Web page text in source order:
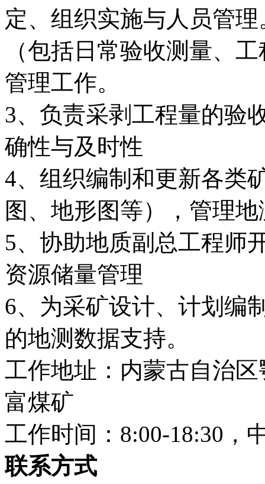
定、组织实施与人员管
（包括日常验收测量、
管理工作。
3、负责采剥工程量的验
确性与及时性
4、组织编制和更新各类
图、地形图等），管理
5、协助地质副总工程师
资源储量管理
6、为采矿设计、计划编
的地测数据支持。
工作地址：内蒙古自治
富煤矿
工作时间：8:00-18:30，
联系方式